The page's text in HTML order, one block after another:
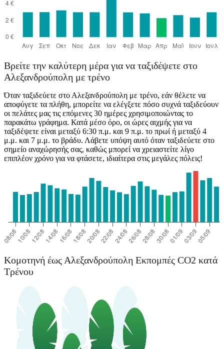
Βρείτε την καλύτερη μέρα για να ταξιδέψετε στο
Αλεξανδρούπολη με τρένο
Όταν ταξιδεύετε στο Αλεξανδρούπολη με τρένο, εάν θέλετε να
αποφύγετε τα πλήθη, μπορείτε να ελέγξετε πόσο συχνά ταξιδεύουν
οι πελάτες μας τις επόμενες 30 ημέρες χρησιμοποιώντας το
παρακάτω γράφημα. Κατά μέσο όρο, οι ώρες αιχμής για να
ταξιδέψετε είναι μεταξύ 6:30 π.μ. και 9 π.μ. το πρωί ή μεταξύ 4
μ.μ. και 7 μ.μ. το βράδυ. Λάβετε υπόψη αυτό όταν ταξιδεύετε στο
σημείο αναχώρησής σας, καθώς μπορεί να χρειαστείτε λίγο
επιπλέον χρόνο για να φτάσετε, ιδιαίτερα στις μεγάλες πόλεις!
Κομοτηνή έως Αλεξανδρούπολη Εκπομπές CO2 κατά
Τρένου